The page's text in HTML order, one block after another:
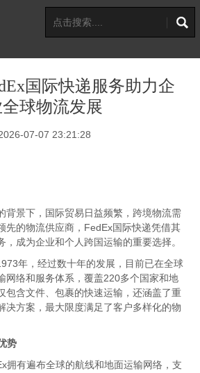
国际快递服务助力企
球物流发展
07-07 23:21:28
背景下，国际贸易日益频繁，跨境物流需
先的物流供应商，FedEx国际快递凭借其
成为企业和个人跨国运输的重要选择。
年，经过数十年的发展，目前已在全球
网络和服务体系，覆盖220多个国家和地
包含文件、包裹的快速运输，还涵盖了重
决方案，最大限度满足了客户多样化的物
势
拥有遍布全球的航线和地面运输网络，支